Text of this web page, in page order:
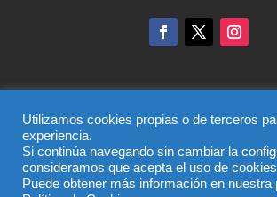
© Partido Popular de Toledo – C/
Toledo, Teléfono 925 285
Utilizamos cookies propias o de terceros
experiencia.
Si continúa navegando sin cambiar la
consideramos que acepta el uso de
Puede obtener más información en nuestra